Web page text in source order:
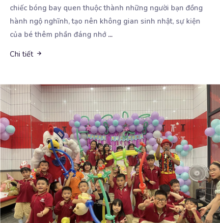
chiếc bóng bay quen thuộc thành những người bạn đồng
hành ngộ nghĩnh, tạo nên không gian sinh nhật, sự kiện
của bé thêm phần đáng nhớ ...
Chi tiết